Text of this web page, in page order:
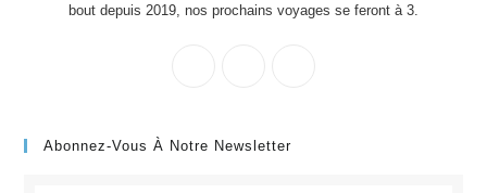
bout depuis 2019, nos prochains voyages se feront à 3.
Abonnez-Vous À Notre Newsletter